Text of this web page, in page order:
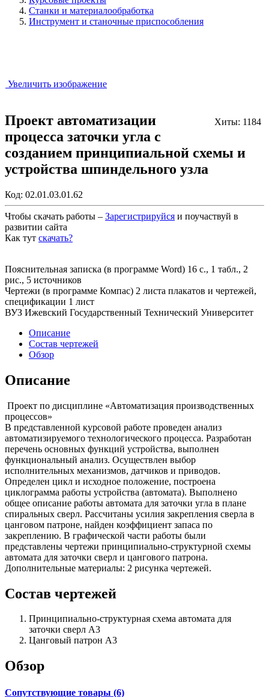
Станки и материалообработка
Инструмент и станочные приспособления
Увеличить изображение
Хиты: 1184
Проект автоматизации
процесса заточки угла с
созданием принципиальной схемы и
устройства шпиндельного узла
Код: 02.01.03.01.62
Чтобы скачать работы – Зарегистрируйся и поучаствуй в
развитии сайта
Как тут скачать?
Пояснительная записка (в программе Word) 16 с., 1 табл., 2
рис., 5 источников
Чертежи (в программе Компас) 2 листа плакатов и чертежей,
спецификации 1 лист
ВУЗ Ижевский Государственный Технический Университет
Описание
Состав чертежей
Обзор
Описание
Проект по дисциплине «Автоматизация производственных
процессов»
В представленной курсовой работе проведен анализ
автоматизируемого технологического процесса. Разработан
перечень основных функций устройства, выполнен
функциональный анализ. Осуществлен выбор
исполнительных механизмов, датчиков и приводов.
Определен цикл и исходное положение, построена
циклограмма работы устройства (автомата). Выполнено
общее описание работы автомата для заточки угла в плане
спиральных сверл. Рассчитаны усилия закрепления сверла в
цанговом патроне, найден коэффициент запаса по
закреплению. В графической части работы были
представлены чертежи принципиально-структурной схемы
автомата для заточки сверл и цангового патрона.
Дополнительные материалы: 2 рисунка чертежей.
Состав чертежей
Принципиально-структурная схема автомата для
заточки сверл А3
Цанговый патрон А3
Обзор
Сопутствующие товары (6)